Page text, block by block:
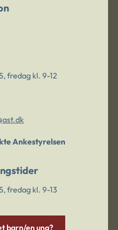
fredag kl. 9-12
Ankestyrelsen
fredag kl. 9-13
barn/en ung?